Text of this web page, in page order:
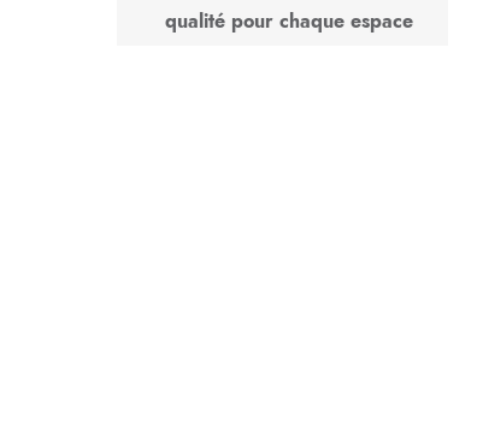
qualité pour chaque espace